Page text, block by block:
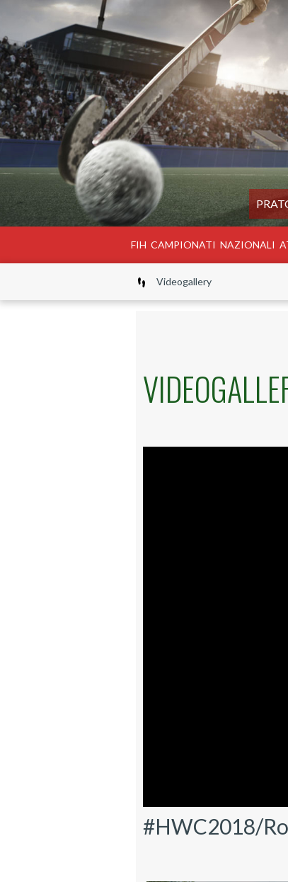
FIH CAMPIONATI NAZIONALI
Videogallery
#HWC2018/